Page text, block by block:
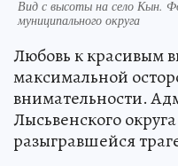
Вид с высоты на село Кын.
муниципального округа
Любовь к красивым
максимальной
внимательности.
Лысьвенского
разыгравшейся